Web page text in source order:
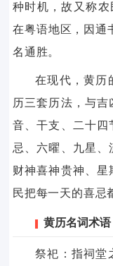
种时机，故又称农
在粤语地区，因通
名通胜。
在现代，黄历
历三套历法，与
音、干支、二十四
忌、六曜、九星、
财神喜神贵神、星
民把每一天的喜忌
黄历名词术语
祭祀：指祠堂